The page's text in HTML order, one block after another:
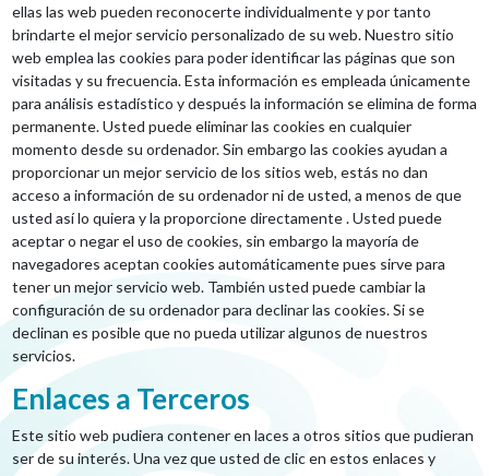
ellas las web pueden reconocerte individualmente y por tanto
brindarte el mejor servicio personalizado de su web. Nuestro sitio
web emplea las cookies para poder identificar las páginas que son
visitadas y su frecuencia. Esta información es empleada únicamente
para análisis estadístico y después la información se elimina de forma
permanente. Usted puede eliminar las cookies en cualquier
momento desde su ordenador. Sin embargo las cookies ayudan a
proporcionar un mejor servicio de los sitios web, estás no dan
acceso a información de su ordenador ni de usted, a menos de que
usted así lo quiera y la proporcione directamente . Usted puede
aceptar o negar el uso de cookies, sin embargo la mayoría de
navegadores aceptan cookies automáticamente pues sirve para
tener un mejor servicio web. También usted puede cambiar la
configuración de su ordenador para declinar las cookies. Si se
declinan es posible que no pueda utilizar algunos de nuestros
servicios.
Enlaces a Terceros
Este sitio web pudiera contener en laces a otros sitios que pudieran
ser de su interés. Una vez que usted de clic en estos enlaces y